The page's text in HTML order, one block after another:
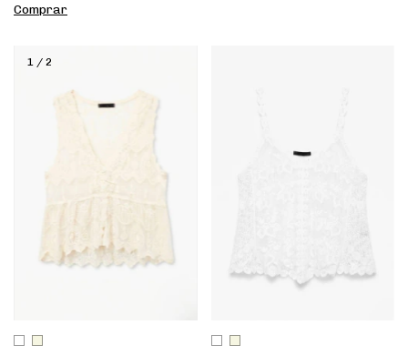
Comprar
1 / 2